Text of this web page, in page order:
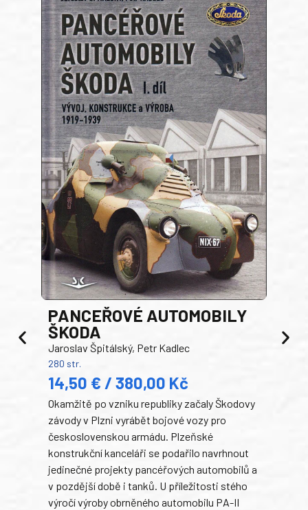
PANCEŘOVÉ AUTOMOBILY
ŠKODA
Jaroslav Špitálský, Petr Kadlec
280 str.
14,50 € / 380,00 Kč
Okamžitě po vzniku republiky začaly Škodovy
závody v Plzni vyrábět bojové vozy pro
československou armádu. Plzeňské
konstrukční kanceláři se podařilo navrhnout
jedinečné projekty pancéřových automobilů a
v pozdější době i tanků. U příležitosti stého
výročí výroby obrněného automobilu PA-II